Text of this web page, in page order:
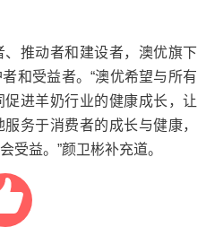
推动者和建设者，澳优旗下
和受益者。“澳优希望与所有
进羊奶行业的健康成长，让
务于消费者的成长与健康，
受益。”颜卫彬补充道。